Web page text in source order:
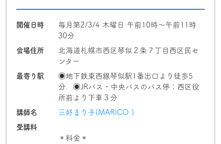
開催日時
毎月第2/3/4 木曜日 午前10時〜午前11時
30分
会場住所
北海道札幌市西区琴似２条７丁目西区民セ
ンター
最寄り駅
◉地下鉄東西線琴似駅1番出口より徒歩5
分 ◉JRバス・中央バスのバス停：西区役
所前より下車３分
講師名
三好まり子(MARICO )
受講料
＊料金＊